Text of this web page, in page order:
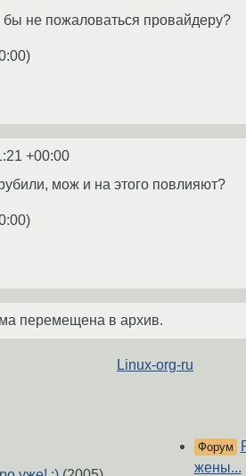
бы не пожаловаться провайдеру?
)
+00:00
мож и на этого повлияют?
)
перемещена в архив.
Linux-org-ru
Форум
жены...